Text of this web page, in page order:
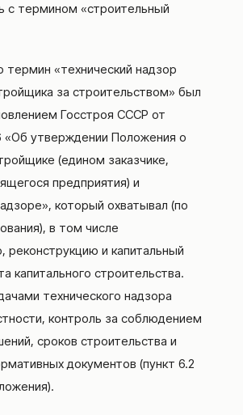
с термином «строительный
термин «технический надзор
за строительством» был
Госстроя СССР от
«Об утверждении Положения о
(едином заказчике,
предприятия) и
который охватывал (по
в том числе
реконструкцию и капитальный
капитального строительства.
технического надзора
контроль за соблюдением
сроков строительства и
документов (пункт 6.2